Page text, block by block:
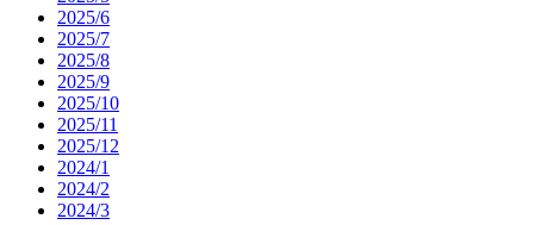
2025/6
2025/7
2025/8
2025/9
2025/10
2025/11
2025/12
2024/1
2024/2
2024/3